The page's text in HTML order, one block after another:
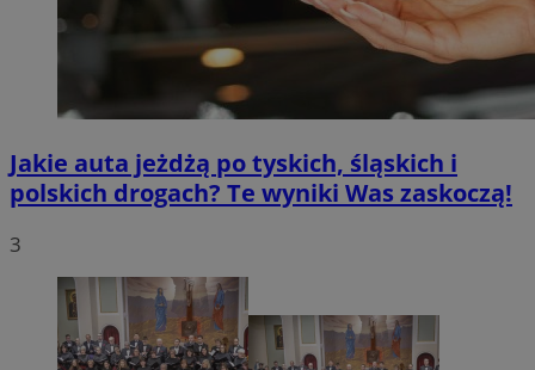
Jakie auta jeżdżą po tyskich, śląskich i
polskich drogach? Te wyniki Was zaskoczą!
3